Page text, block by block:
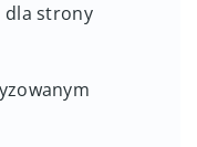
dla strony